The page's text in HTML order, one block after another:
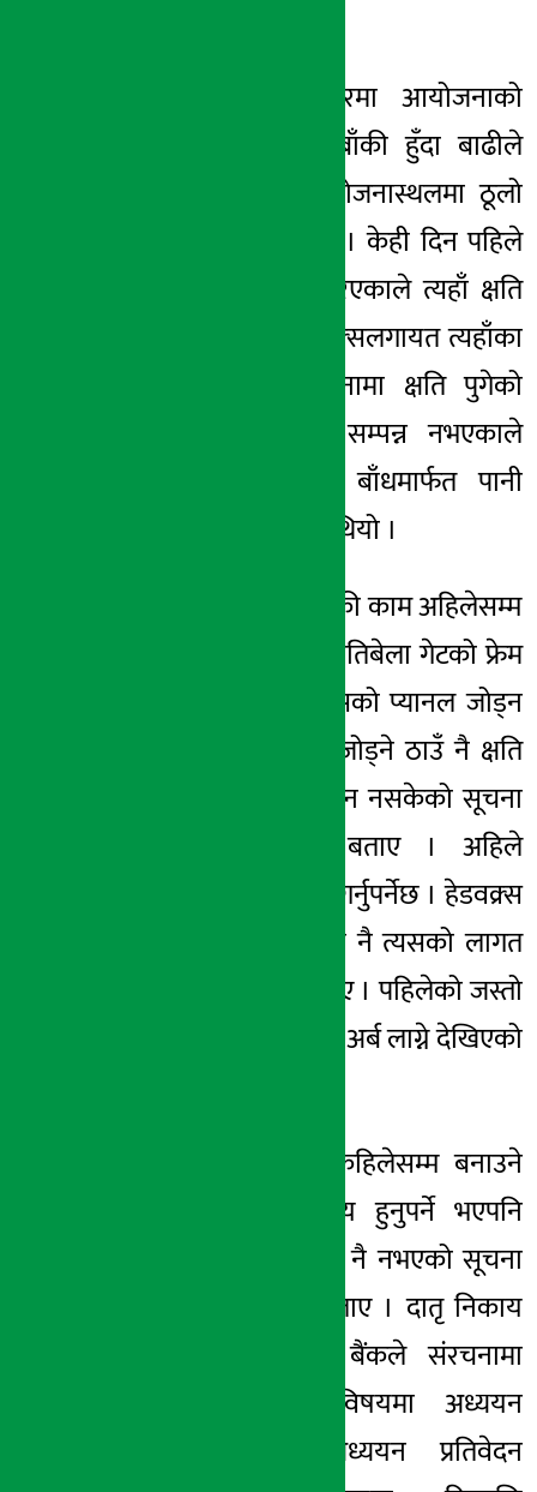
विसं २०७८ असारमा आयोजनाको
निर्माण थोरै मात्रै बाँकी हुँदा बाढीले
अम्बाथानस्थित आयोजनास्थलमा ठूलो
क्षति गराएको थियो । केही दिन पहिले
मात्रै सुरुङ बन्द गरिएकाले त्यहाँ क्षति
पुग्न नपाएपछि हेडवक्र्सलगायत त्यहाँका
अरु भौतिक संरचनामा क्षति पुगेको
थियो । हेडवक्र्स सम्पन्न नभएकाले
त्यतिबेला अस्थायी बाँधमार्फत पानी
पथान्तरण गरिएको थियो ।
दुई वर्ष पहिलेको बाँकी काम अहिलेसम्म
पूरा भएको छैन । त्यतिबेला गेटको फ्रेम
जडान भइसकेर त्यसको प्यानल जोड्न
बाँकी थियो । फ्रेम जोड्ने ठाउँ नै क्षति
भएकाले थप काम हुन नसकेको सूचना
अधिकारी पन्तले बताए । अहिले
हेडवक्र्स पुनःनिर्माण गर्नुपर्नेछ । हेडवक्र्स
कस्तो बनाउने भन्नेमा नै त्यसको लागत
फरक हुने उनले बताए । पहिलेको जस्तो
बनाउन झण्डै रू एक अर्ब लाग्ने देखिएको
हेडवक्र्स कस्तो र कहिलेसम्म बनाउने
भन्ने नीतिगत निर्णय हुनुपर्ने भएपनि
अहिलेसम्म छलफल नै नभएको सूचना
अधिकारी पन्तले बताए । दातृ निकाय
एशियाली विकास बैंकले संरचनामा
पुगेको क्षतिका विषयमा अध्ययन
गरिसकेको र अध्ययन प्रतिवेदन